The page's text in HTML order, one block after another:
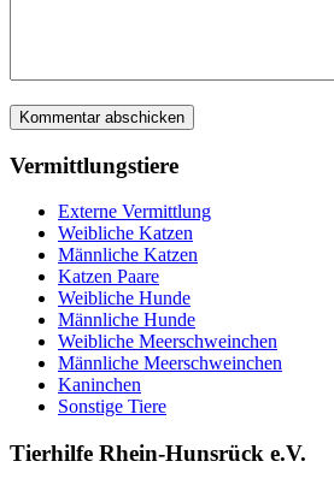
Vermittlungstiere
Externe Vermittlung
Weibliche Katzen
Männliche Katzen
Katzen Paare
Weibliche Hunde
Männliche Hunde
Weibliche Meerschweinchen
Männliche Meerschweinchen
Kaninchen
Sonstige Tiere
Tierhilfe Rhein-Hunsrück e.V.